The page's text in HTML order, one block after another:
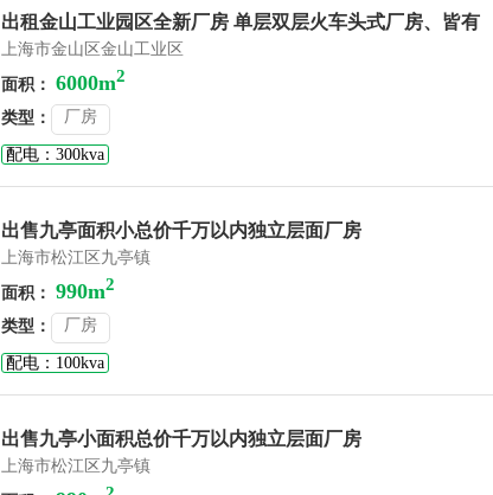
出租金山工业园区全新厂房 单层双层火车头式厂房、皆有
上海市金山区金山工业区
面积： 6000m2
类型： 厂房
配电：300kva
出售九亭面积小总价千万以内独立层面厂房
上海市松江区九亭镇
面积： 990m2
类型： 厂房
配电：100kva
出售九亭小面积总价千万以内独立层面厂房
上海市松江区九亭镇